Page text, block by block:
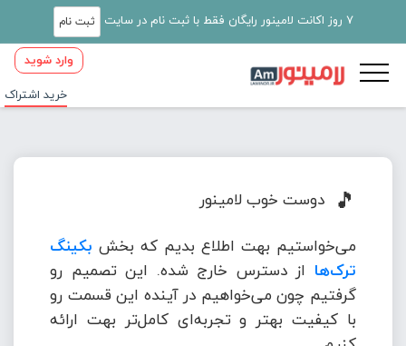
7 روز اکانت لامینور رایگان فقط با ثبت نام در سایت ثبت نام
وارد شوید
خرید اشتراک
🎵 دوست خوب لامینور
می‌خواستیم بهت اطلاع بدیم که بخش بکینگ
ترک‌ها از دسترس خارج شده. این تصمیم رو
گرفتیم چون می‌خواهیم در آینده این قسمت رو
با کیفیت بهتر و تجربه‌ای کامل‌تر بهت ارائه